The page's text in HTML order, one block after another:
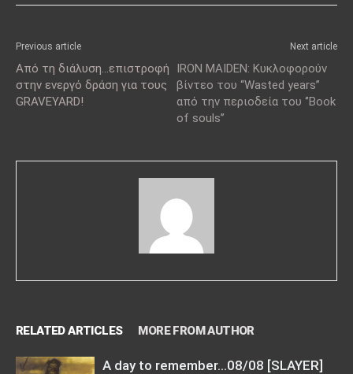
Previous article
Από τη διάλυση…επιστροφή
στην ενεργό δράση για τους
GRAVEYARD!
Next article
IRON MAIDEN: Κυκλοφορούν
βίντεο του “Wasted years”
από την περιοδεία του ‘’Book
of souls’’
RELATED ARTICLES MORE FROM AUTHOR
A day to remember…08/08 [SLAYER]